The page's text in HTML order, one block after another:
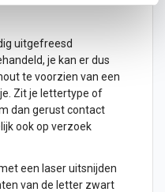
uitgefreesd
je kan er dus
te voorzien van een
Zit je lettertype of
dan gerust contact
ook op verzoek
een laser uitsnijden
van de letter zwart